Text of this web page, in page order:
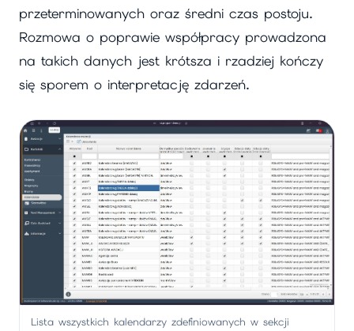
przeterminowanych oraz średni czas postoju.
Rozmowa o poprawie współpracy prowadzona
na takich danych jest krótsza i rzadziej kończy
się sporem o interpretację zdarzeń.
Lista wszystkich kalendarzy zdefiniowanych w sekcji